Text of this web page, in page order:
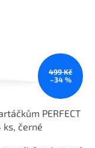
499 Kč
–34 %
PERFECT
ks, černé